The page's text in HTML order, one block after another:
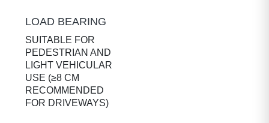
LOAD BEARING
SUITABLE FOR
PEDESTRIAN AND
LIGHT VEHICULAR
USE (≥8 CM
RECOMMENDED
FOR DRIVEWAYS)